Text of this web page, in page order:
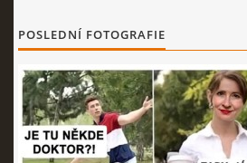
POSLEDNÍ FOTOGRAFIE